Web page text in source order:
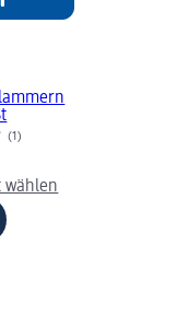
(1)
wählen